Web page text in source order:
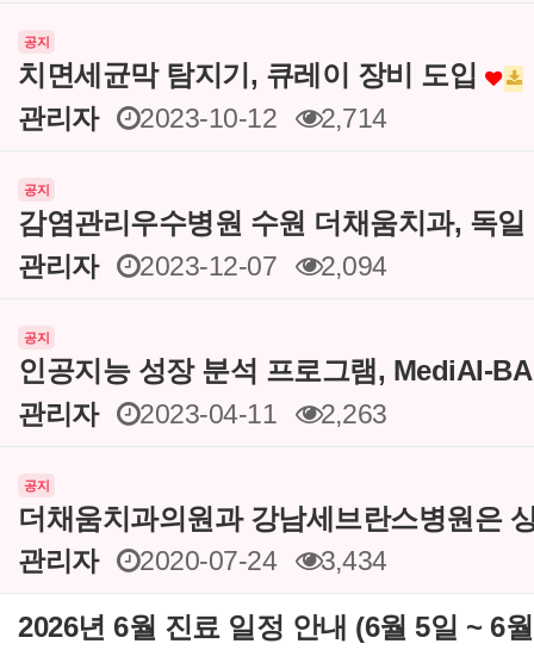
공지
치면세균막 탐지기, 큐레이 장비 도입
관리자
2023-10-12 2,714
공지
감염관리우수병원 수원 더채움치과, 독
관리자
2023-12-07 2,094
공지
인공지능 성장 분석 프로그램, MediAI-
관리자
2023-04-11 2,263
공지
더채움치과의원과 강남세브란스병원은
관리자
2020-07-24 3,434
2026년 6월 진료 일정 안내 (6월 5일 ~ 6